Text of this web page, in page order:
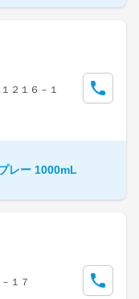
２１６－１
レー 1000mL
１７